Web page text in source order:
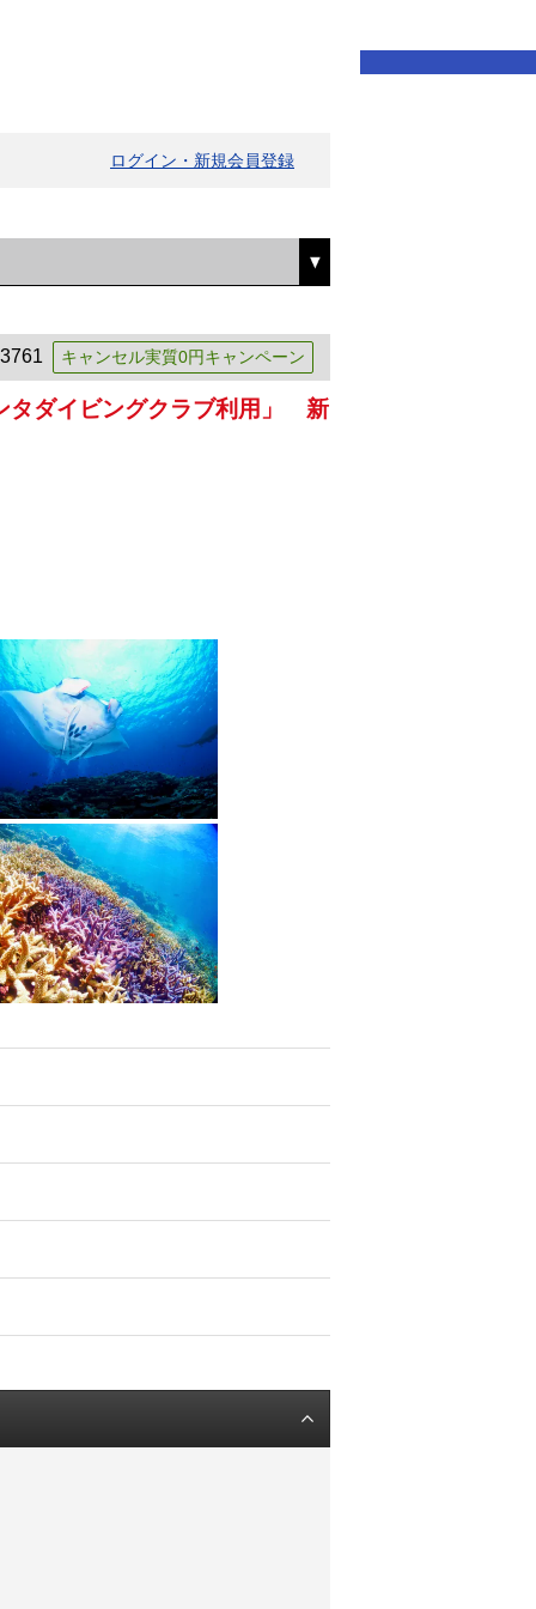
ログイン・新規会員登録
キャンセル実質0円キャンペーン
タダイビングクラブ利用」 新